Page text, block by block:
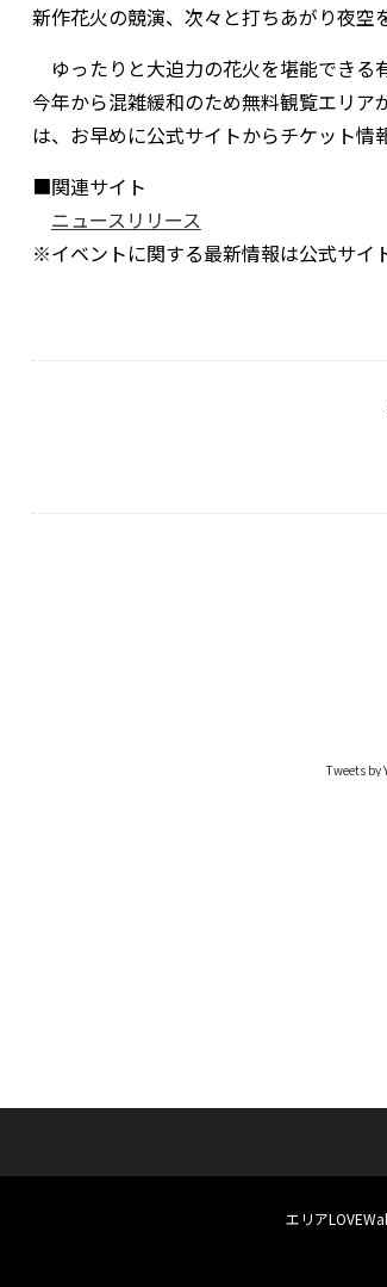
新作花火の競演、次々と打ちあがり夜空
ゆったりと大迫力の花火を堪能できる
今年から混雑緩和のため無料観覧エリ
は、お早めに公式サイトからチケット情
■関連サイト
ニュースリリース
※イベントに関する最新情報は公式サイ
Tweets by
エリア